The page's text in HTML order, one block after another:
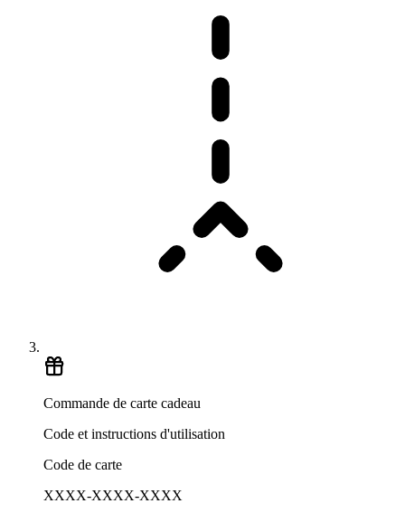
Commande de carte cadeau
Code et instructions d'utilisation
Code de carte
XXXX-XXXX-XXXX